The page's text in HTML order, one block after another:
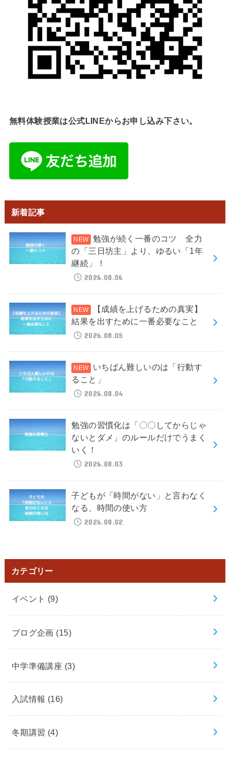
無料体験授業は公式LINEからお申し込み下さい。
新着記事
勉強が続く一番のコツ 全力
の「三日坊主」より、ゆるい「1年
継続」！
2026.08.06
【成績を上げるための真実】
結果を出すために一番必要なこと
2026.08.05
いちばん難しいのは「行動す
ること」
2026.08.04
勉強の習慣化は「〇〇してからじゃ
ないとダメ」のルールだけでうまく
いく！
2026.08.03
子どもが「時間がない」と言わなく
なる、時間の使い方
2026.08.02
カテゴリー
イベント (9)
ブログ企画 (15)
中学準備講座 (3)
入試情報 (16)
冬期講習 (4)